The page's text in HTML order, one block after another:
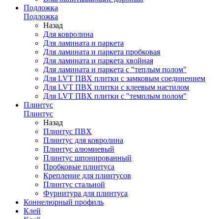
Подложка
Подложка
Назад
Для ковролина
Для ламината и паркета
Для ламината и паркета пробковая
Для ламината и паркета хвойная
Для ламината и паркета с "теплым полом"
Для LVT ПВХ плитки с замковым соединением
Для LVT ПВХ плитки с клеевым настилом
Для LVT ПВХ плитки с "темплым полом"
Плинтус
Плинтус
Назад
Плинтус ПВХ
Плинтус для ковролина
Плинтус алюмиевый
Плинтус шпонированный
Пробковые плинтуса
Крепление для плинтусов
Плинтус стальной
Фурнитура для плинтуса
Коннелюрный профиль
Клей